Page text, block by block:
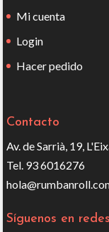
Mi cuenta
Login
Hacer pedido
Contacto
Av. de Sarrià, 19,
Tel. 93 6016276
Síguenos en redes